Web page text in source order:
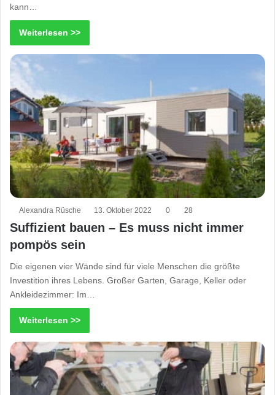
kann…
Weiterlesen >>
Alexandra Rüsche 13. Oktober 2022 0 28
Suffizient bauen – Es muss nicht immer
pompös sein
Die eigenen vier Wände sind für viele Menschen die größte
Investition ihres Lebens. Großer Garten, Garage, Keller oder
Ankleidezimmer: Im…
Weiterlesen >>